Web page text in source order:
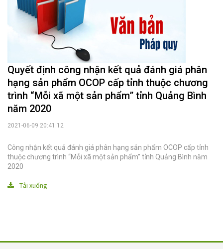
Quyết định công nhận kết quả đánh giá phân
hạng sản phẩm OCOP cấp tỉnh thuộc chương
trình “Mỗi xã một sản phẩm” tỉnh Quảng Bình
năm 2020
2021-06-09 20:41:12
Công nhận kết quả đánh giá phân hạng sản phẩm OCOP cấp tỉnh
thuộc chương trình “Mỗi xã một sản phẩm” tỉnh Quảng Bình năm
2020
Tải xuống